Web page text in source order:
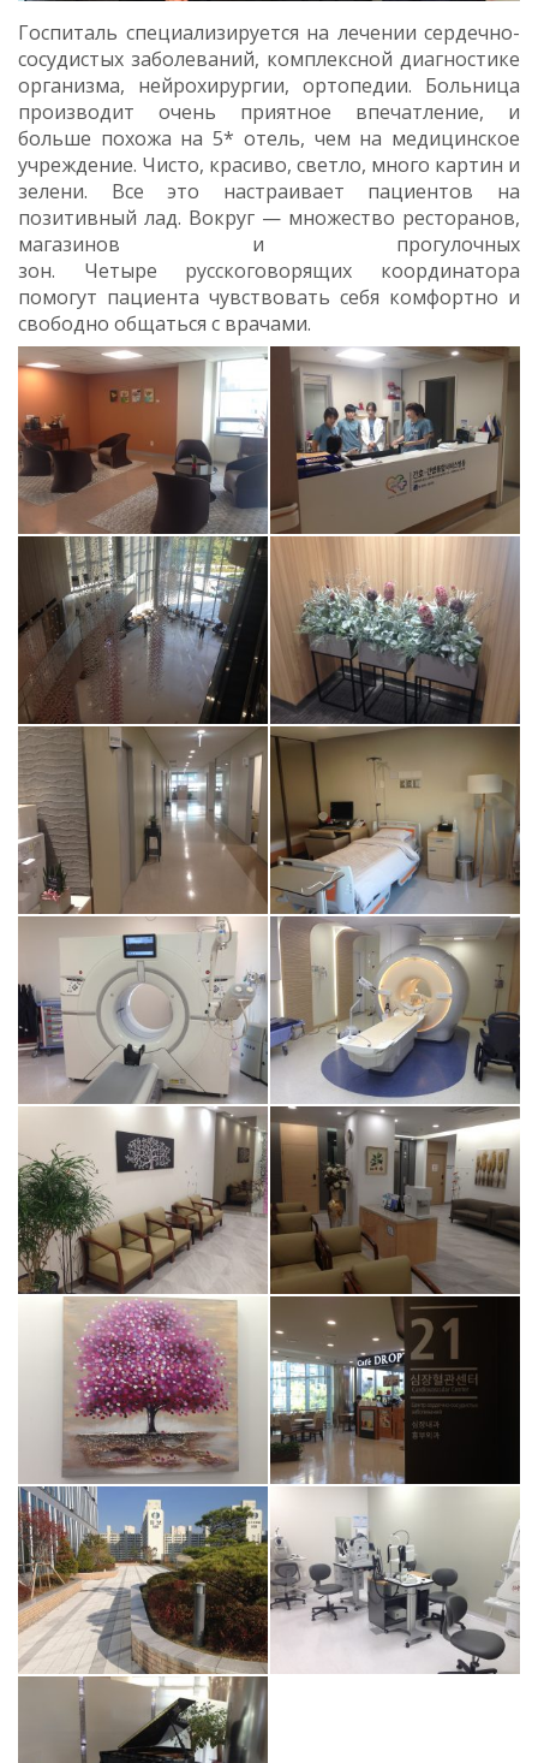
Госпиталь специализируется на лечении сердечно-
сосудистых заболеваний, комплексной диагностике
организма, нейрохирургии, ортопедии. Больница
производит очень приятное впечатление, и
больше похожа на 5* отель, чем на медицинское
учреждение. Чисто, красиво, светло, много картин и
зелени. Все это настраивает пациентов на
позитивный лад. Вокруг — множество ресторанов,
магазинов и прогулочных
зон. Четыре русскоговорящих координатора
помогут пациента чувствовать себя комфортно и
свободно общаться с врачами.